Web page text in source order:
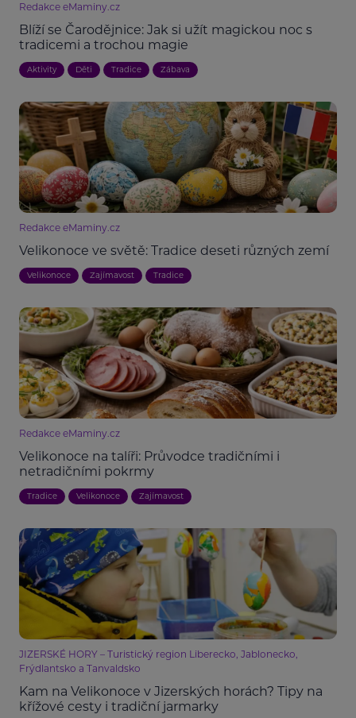
Redakce eMaminy.cz
Blíží se Čarodějnice: Jak si užít magickou noc s
tradicemi a trochou magie
Aktivity Děti Tradice Zábava
Redakce eMaminy.cz
Velikonoce ve světě: Tradice deseti různých zemí
Velikonoce Zajímavost Tradice
Redakce eMaminy.cz
Velikonoce na talíři: Průvodce tradičními i
netradičními pokrmy
Tradice Velikonoce Zajímavost
JIZERSKÉ HORY – Turistický region Liberecko, Jablonecko,
Frýdlantsko a Tanvaldsko
Kam na Velikonoce v Jizerských horách? Tipy na
křížové cesty i tradiční jarmarky